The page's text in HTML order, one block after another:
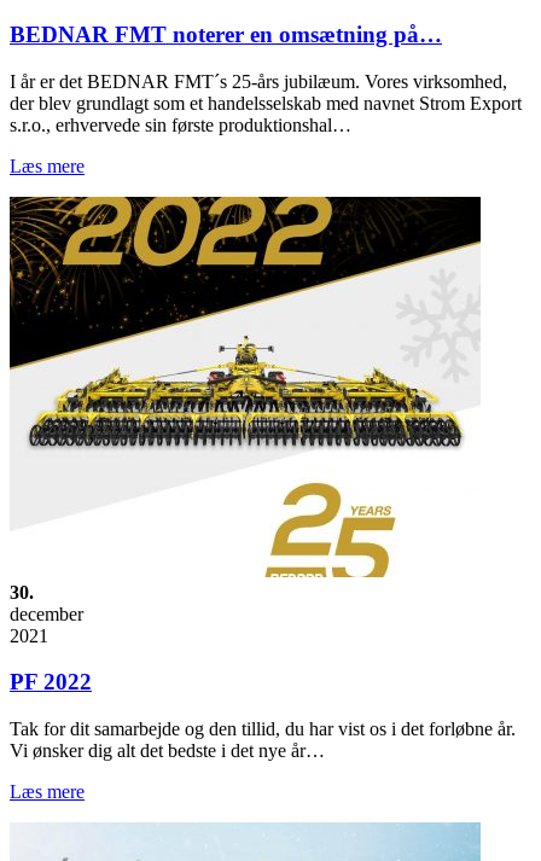
BEDNAR FMT noterer en omsætning på…
I år er det BEDNAR FMT´s 25-års jubilæum. Vores virksomhed,
der blev grundlagt som et handelsselskab med navnet Strom Export
s.r.o., erhvervede sin første produktionshal…
Læs mere
30.
december
2021
PF 2022
Tak for dit samarbejde og den tillid, du har vist os i det forløbne år.
Vi ønsker dig alt det bedste i det nye år…
Læs mere